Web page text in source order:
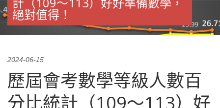
絕對值得！
2024-06-15
歷屆會考數學等級人數百
分比統計（109～113）好